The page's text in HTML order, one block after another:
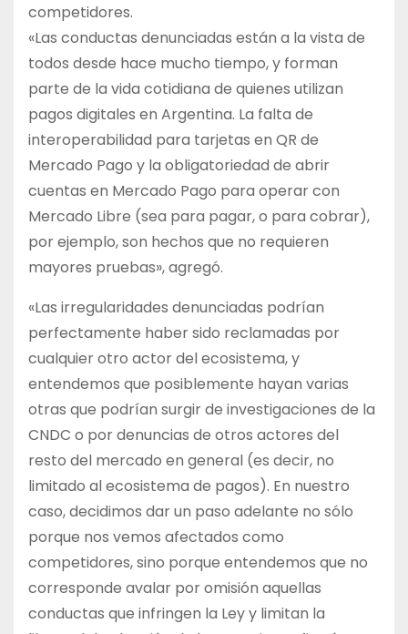
competidores.
«Las conductas denunciadas están a la vista de
todos desde hace mucho tiempo, y forman
parte de la vida cotidiana de quienes utilizan
pagos digitales en Argentina. La falta de
interoperabilidad para tarjetas en QR de
Mercado Pago y la obligatoriedad de abrir
cuentas en Mercado Pago para operar con
Mercado Libre (sea para pagar, o para cobrar),
por ejemplo, son hechos que no requieren
mayores pruebas», agregó.
«Las irregularidades denunciadas podrían
perfectamente haber sido reclamadas por
cualquier otro actor del ecosistema, y
entendemos que posiblemente hayan varias
otras que podrían surgir de investigaciones de la
CNDC o por denuncias de otros actores del
resto del mercado en general (es decir, no
limitado al ecosistema de pagos). En nuestro
caso, decidimos dar un paso adelante no sólo
porque nos vemos afectados como
competidores, sino porque entendemos que no
corresponde avalar por omisión aquellas
conductas que infringen la Ley y limitan la